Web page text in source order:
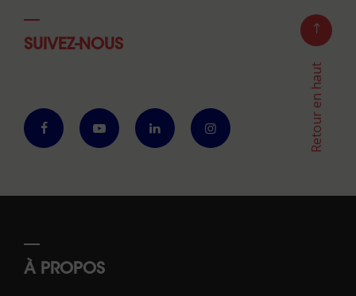
SUIVEZ-NOUS
Retour en haut
À PROPOS